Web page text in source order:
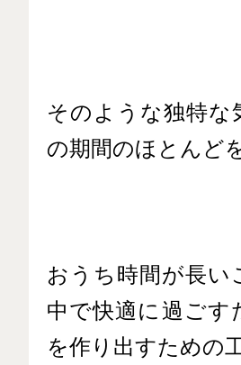
そのような独特な
の期間のほとんど
おうち時間が長い
中で快適に過ごす
を作り出すための